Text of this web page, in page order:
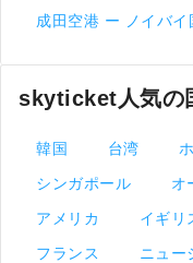
成田空港 ー ノイバ
skyticket人気の
韓国 台湾
シンガポール
オ
アメリカ
イギリ
フランス
ニュー